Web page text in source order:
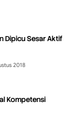
Dipicu Sesar Aktif
2018
Kompetensi